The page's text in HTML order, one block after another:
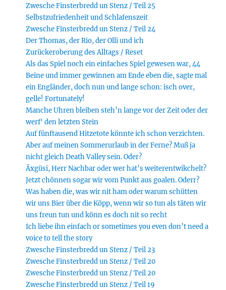
Zwesche Finsterbredd un Stenz / Teil 25
Selbstzufriedenheit und Schlafenszeit
Zwesche Finsterbredd un Stenz / Teil 24
Der Thomas, der Rio, der Olli und ich
Zurückeroberung des Alltags / Reset
Als das Spiel noch ein einfaches Spiel gewesen war, 44
Beine und immer gewinnen am Ende eben die, sagte mal
ein Engländer, doch nun und lange schon: isch over,
gelle! Fortunately!
Manche Uhren bleiben steh’n lange vor der Zeit oder der
werf‘ den letzten Stein
Auf fünftausend Hitzetote könnte ich schon verzichten.
Aber auf meinen Sommerurlaub in der Ferne? Muß ja
nicht gleich Death Valley sein. Oder?
Äxgüsi, Herr Nachbar oder wer hat’s weiterentwikchelt?
Jetzt chönnen sogar wir vom Punkt aus goalen. Oderr?
Was haben die, was wir nit ham oder warum schütten
wir uns Bier über die Köpp, wenn wir so tun als täten wir
uns freun tun und könn es doch nit so recht
Ich liebe ihn einfach or sometimes you even don’t need a
voice to tell the story
Zwesche Finsterbredd un Stenz / Teil 23
Zwesche Finsterbredd un Stenz / Teil 20
Zwesche Finsterbredd un Stenz / Teil 20
Zwesche Finsterbredd un Stenz / Teil 19